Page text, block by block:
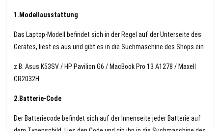
1.Modellausstattung
Das Laptop-Modell befindet sich in der Regel auf der Unterseite des
Gerätes, liest es aus und gibt es in die Suchmaschine des Shops ein.
z.B. Asus K53SV / HP Pavilion G6 / MacBook Pro 13 A1278 / Maxell
CR2032H
2.Batterie-Code
Der Batteriecode befindet sich auf der Innenseite jeder Batterie auf